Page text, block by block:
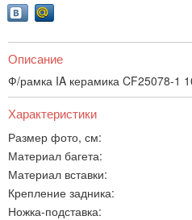
Описание
Ф/рамка IA керамика CF25078-1
Характеристики
Размер фото, см:
Материал багета:
Материал вставки:
Крепление задника:
Ножка-подставка: